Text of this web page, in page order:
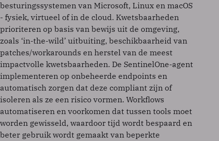
besturingssystemen van Microsoft, Linux en macOS
- fysiek, virtueel of in de cloud. Kwetsbaarheden
prioriteren op basis van bewijs uit de omgeving,
zoals ‘in-the-wild’ uitbuiting, beschikbaarheid van
patches/workarounds en herstel van de meest
impactvolle kwetsbaarheden. De SentinelOne-agent
implementeren op onbeheerde endpoints en
automatisch zorgen dat deze compliant zijn of
isoleren als ze een risico vormen. Workflows
automatiseren en voorkomen dat tussen tools moet
worden gewisseld, waardoor tijd wordt bespaard en
beter gebruik wordt gemaakt van beperkte